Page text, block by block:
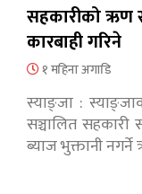
सहकारीको ऋण
कारबाही गरिने
१ महिना अगाडि
स्याङ्जा :
सञ्चालित
ब्याज भुक्तानी